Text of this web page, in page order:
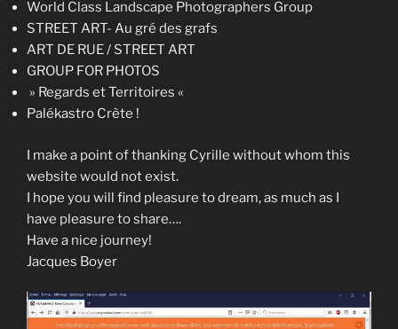
World Class Landscape Photographers Group
STREET ART- Au gré des grafs
ART DE RUE / STREET ART
GROUP FOR PHOTOS
» Regards et Territoires «
Palékastro Crète !
I make a pointof thanking Cyrille withoutwhom this
website would not exist.
I hope you will find pleasure to dream,as much as I
have pleasure to share….
Have a nice journey!
Jacques Boyer